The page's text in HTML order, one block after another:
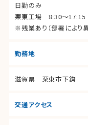
日勤のみ
栗東工場 8:30～17:15
※残業あり（部署により
勤務地
滋賀県 栗東市下鈎
交通アクセス